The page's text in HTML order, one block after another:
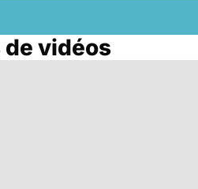
de vidéos